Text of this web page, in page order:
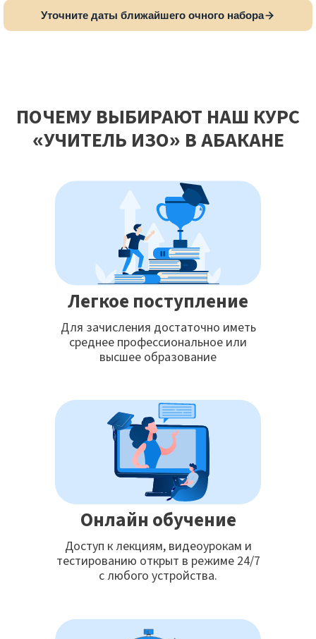
Уточните даты ближайшего очного набора
ПОЧЕМУ ВЫБИРАЮТ НАШ КУРС
«УЧИТЕЛЬ ИЗО» В АБАКАНЕ
Легкое поступление
Для зачисления достаточно иметь
среднее профессиональное или
высшее образование
Онлайн обучение
Доступ к лекциям, видеоурокам и
тестированию открыт в режиме 24/7
с любого устройства.